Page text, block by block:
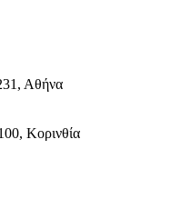
Αθήνα
Κορινθία